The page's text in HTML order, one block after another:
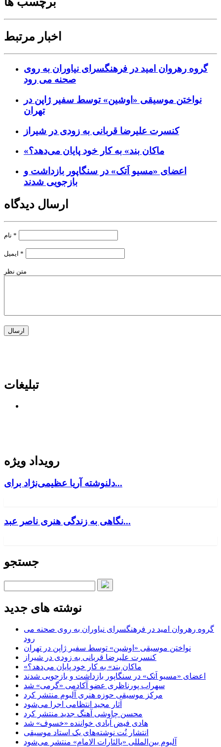
اخبار مرتبط
گروه رهروان امید در فرهنگسرای نیاوران به روی
صحنه می رود
نواختن موسیقی «اوشین» توسط سفیر ژاپن در
تهران
کنسرت علیرضا قربانی به زودی در شیراز
«ماکان بند» به کار خود پایان می‌دهد؟
اعضای «مسیو اَتک» در سنگاپور بازداشت و
بازجویی شدند
ارسال دیدگاه
*
*
متن نظر
تبلیغات
رویداد ویژه
دلنوشته آریا عظیمی‌نژاد برای...
نگاهی به زندگی هنری ناصر عبد...
جستجو
نوشته های جدید
گروه رهروان امید در فرهنگسرای نیاوران به روی صحنه می
رود
نواختن موسیقی «اوشین» توسط سفیر ژاپن در تهران
کنسرت علیرضا قربانی به زودی در شیراز
«ماکان بند» به کار خود پایان می‌دهد؟
اعضای «مسیو اَتک» در سنگاپور بازداشت و بازجویی شدند
سهراب پورناظری عضو آکادمی «گرمی» شد
مرکز موسیقی حوزه هنری آلبوم منتشر کرد
آثار مجید انتظامی اجرا می‌شود
محسن چاوشی آهنگ جدید منتشر کرد
هادی فیض آبادی خواننده «خسوف» شد
انتشار نُت نوشته‌های یک استاد موسیقی
آلبوم بین‌المللی «یالثارات الامام» منتشر می‌شود